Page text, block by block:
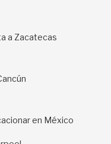
a Zacatecas
en México